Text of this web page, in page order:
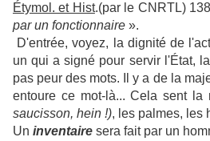
Étymol. et Hist.(par le CNRTL)
par un fonctionnaire ».
D'entrée, voyez, la dignité de
un qui a signé pour servir l'État,
pas peur des mots. Il y a de la
entoure ce mot-là... Cela sent la
saucisson, hein !), les palmes, les
Un inventaire sera fait par un